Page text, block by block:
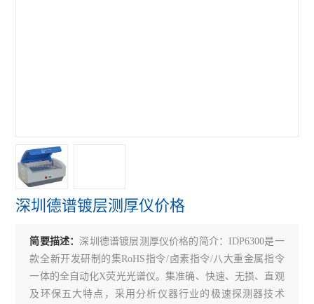
深圳德谱镀层测厚仪价格
简要描述：深圳德谱镀层测厚仪价格的简介：IDP6300是一
款全新开发研制的集RoHS指令/卤素指令/八大重金属指令
一体的全自动化X荧光光谱仪。集准确、快速、无损、直观
及环保五大特点，采用分析仪器行业的极速探测器技术